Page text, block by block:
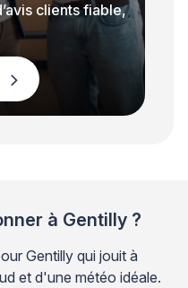
clients fiable,
à Gentilly ?
Gentilly qui jouit à
et d'une météo idéale.